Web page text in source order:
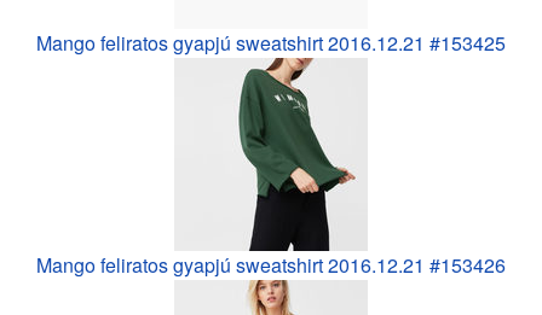
Mango feliratos gyapjú sweatshirt 2016.12.21 #153425
Mango feliratos gyapjú sweatshirt 2016.12.21 #153426